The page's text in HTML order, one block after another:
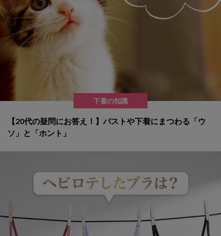
下着の知識
【20代の疑問にお答え！】バストや下着にまつわる「ウ
ソ」と「ホント」